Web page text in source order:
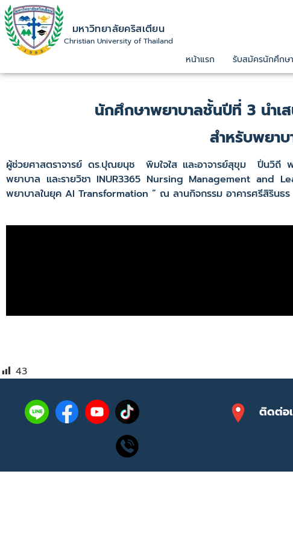
มหาวิทยาลัยคริสเตียน
Christian University of Thailand
หน้าแรก รับสมัครนักศึกษ
นักศึกษาพยาบาลชั้นปีที่ 3 นำเ
สำหรับพยา
ผู้ช่วยศาสตราจารย์ ดร.ปุณยนุช พิมใจใส และอาจารย์สุขุม ปิ่นวิถี พร้
พยาบาล และรายวิชา INUR3365 Nursing Management and
พยาบาลในยุค AI Transformation ” ณ ลานกิจกรรม อาคารศรีสิรินธร
43
ติดต่อ